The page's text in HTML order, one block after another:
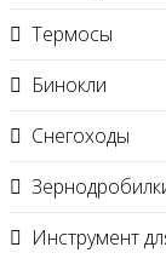
Термосы
Бинокли
Снегоходы
Инструмент